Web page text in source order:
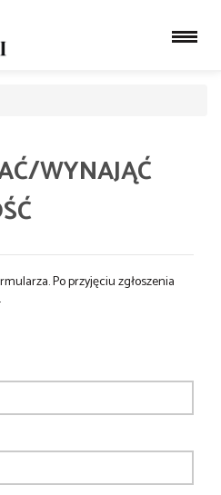
WYNAJĄĆ
Po przyjęciu zgłoszenia